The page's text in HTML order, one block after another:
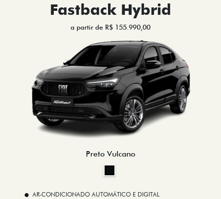
Fastback Hybrid
a partir de R$ 155.990,00
Preto Vulcano
AR-CONDICIONADO AUTOMÁTICO E DIGITAL